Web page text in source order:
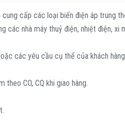
cấp các loại biến điện áp trung
nhà máy thuỷ điện, nhiệt điện, xi
các yêu cầu cụ thể của khách
CO, CQ khi giao hàng.